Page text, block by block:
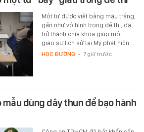
Một từ được viết bằng màu trắng,
gần như vô hình trong đề thi, đã
trở thành chìa khóa giúp một
giáo sư lịch sử tại Mỹ phát hiện…
HỌC ĐƯỜNG - 7 giờ trước
mẫu dùng dây thun để bạo hành